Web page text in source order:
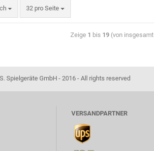
32 pro Seite
Zeige 1 bis 19(von insgesamt
Spielgeräte GmbH - 2016 - All rights reserved
VERSANDPARTNER